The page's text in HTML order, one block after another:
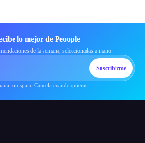
lo mejor de Peoople
de la semana, seleccionadas a mano.
Suscribirme
sin spam. Cancela cuando quieras.